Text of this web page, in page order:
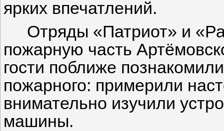
ярких впечатлений.
Отряды «Патриот» и
пожарную часть
гости поближе
пожарного: примерили
внимательно изучили
машины.